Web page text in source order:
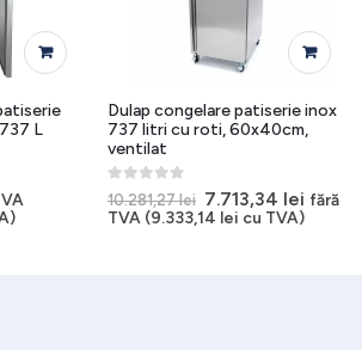
L
Dulap congelare patiserie inox
737 litri cu roti, 60x40cm,
ventilat
0out of 5
10.281,27lei Prețul
inițial
7.713,34 leiPrețul
curent
fără
TVA (9.333,14 lei cu TVA)